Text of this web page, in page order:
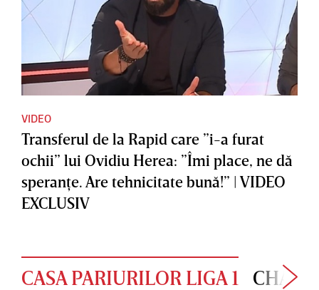
VIDEO
Transferul de la Rapid care ”i-a furat
ochii” lui Ovidiu Herea: ”Îmi place, ne dă
speranţe. Are tehnicitate bună!” | VIDEO
EXCLUSIV
CASA PARIURILOR LIGA 1